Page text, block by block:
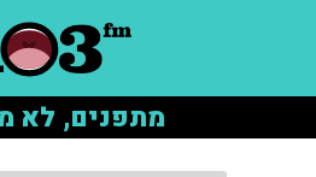
מתפנים, לא